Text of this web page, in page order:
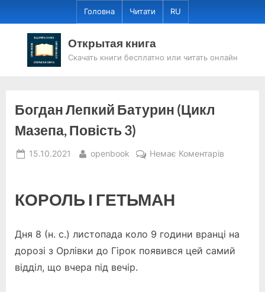
to
content
Головна Читати RU
Открытая книга
Скачать книги бесплатно или читать онлайн
Богдан Лепкий Батурин (Цикл
Мазепа, Повість 3)
Posted
15.10.2021 By
openbook Немає Коментарівдо
Повість
3)
КОРОЛЬ І ГЕТЬМАН
Дня 8 (н. с.) листопада коло 9 години вранці на
дорозі з Орлівки до Гірок появився цей самий
відділ, що вчера під вечір.